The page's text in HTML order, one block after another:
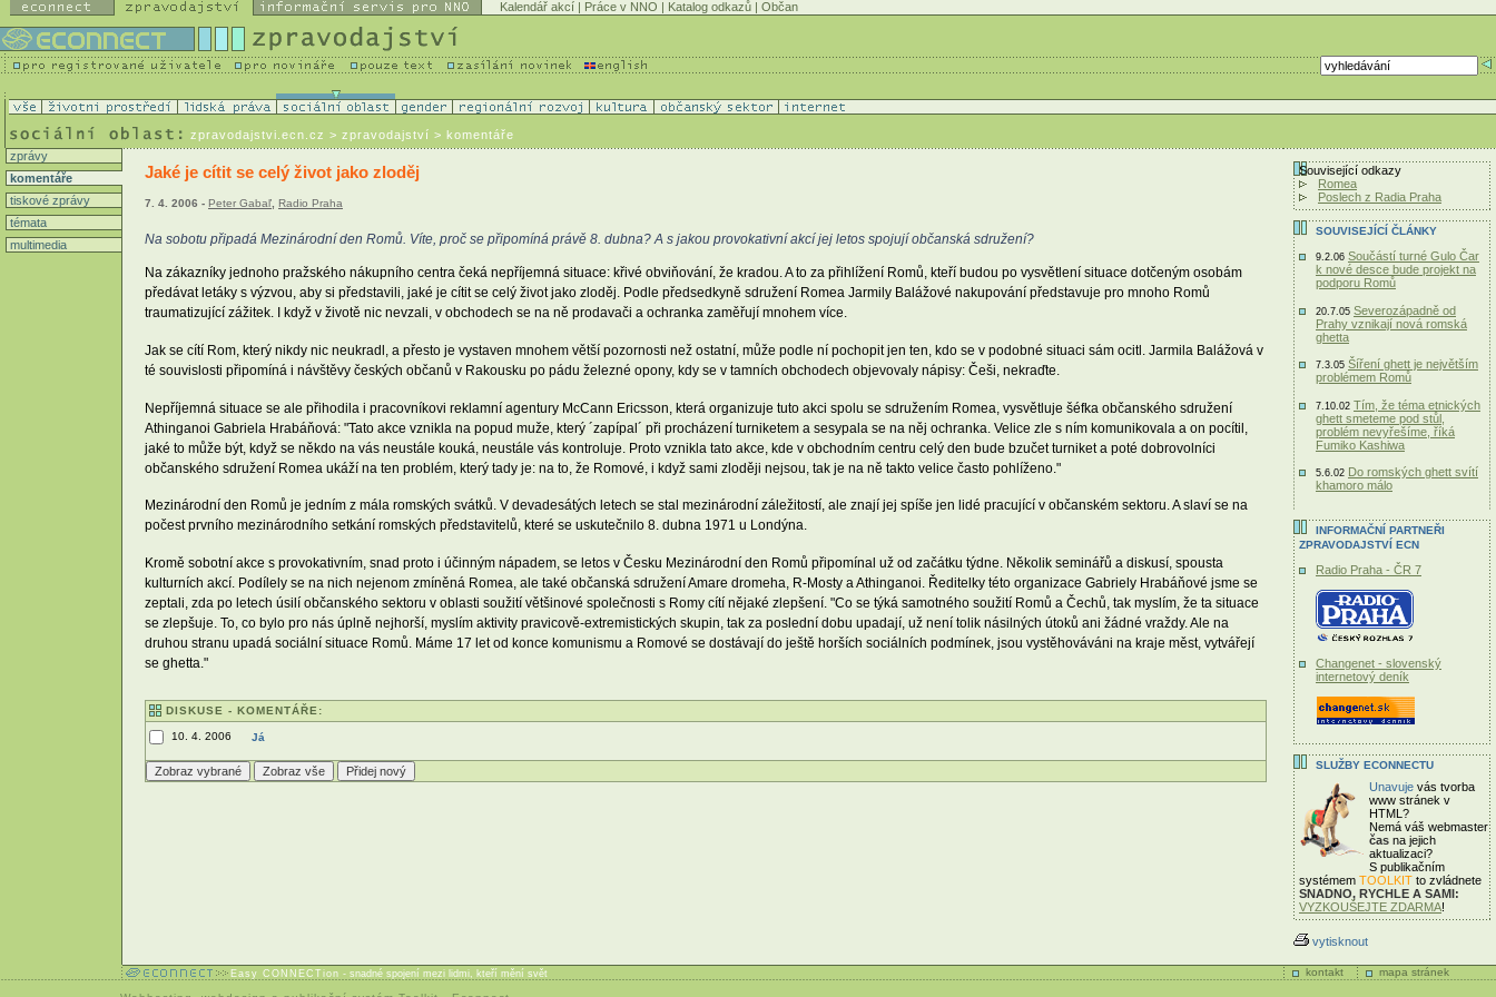
Kalendář akcí | Práce v NNO | Katalog odkazů | Občan
zpravodajstvi.ecn.cz > zpravodajství > komentáře
zprávy
komentáře
tiskové zprávy
témata
multimedia
Jaké je cítit se celý život jako zloděj
7. 4. 2006 - Peter Gabaľ, Radio Praha
Na sobotu připadá Mezinárodní den Romů. Víte, proč se připomíná právě 8. dubna? A s jakou provokativní akcí jej letos spojují občanská sdružení?
Na zákazníky jednoho pražského nákupního centra čeká nepříjemná situace: křivé obviňování, že kradou. A to za přihlížení Romů, kteří budou po vysvětlení situace dotčeným osobám
předávat letáky s výzvou, aby si představili, jaké je cítit se celý život jako zloděj. Podle předsedkyně sdružení Romea Jarmily Balážové nakupování představuje pro mnoho Romů
traumatizující zážitek. I když v životě nic nevzali, v obchodech se na ně prodavači a ochranka zaměřují mnohem více.
Jak se cítí Rom, který nikdy nic neukradl, a přesto je vystaven mnohem větší pozornosti než ostatní, může podle ní pochopit jen ten, kdo se v podobné situaci sám ocitl. Jarmila Balážová v
té souvislosti připomíná i návštěvy českých občanů v Rakousku po pádu železné opony, kdy se v tamních obchodech objevovaly nápisy: Češi, nekraďte.
Nepříjemná situace se ale přihodila i pracovníkovi reklamní agentury McCann Ericsson, která organizuje tuto akci spolu se sdružením Romea, vysvětluje šéfka občanského sdružení
Athinganoi Gabriela Hrabáňová: "Tato akce vznikla na popud muže, který ´zapípal´ při procházení turniketem a sesypala se na něj ochranka. Velice zle s ním komunikovala a on pocítil,
jaké to může být, když se někdo na vás neustále kouká, neustále vás kontroluje. Proto vznikla tato akce, kde v obchodním centru celý den bude bzučet turniket a poté dobrovolníci
občanského sdružení Romea ukáží na ten problém, který tady je: na to, že Romové, i když sami zloději nejsou, tak je na ně takto velice často pohlíženo."
Mezinárodní den Romů je jedním z mála romských svátků. V devadesátých letech se stal mezinárodní záležitostí, ale znají jej spíše jen lidé pracující v občanském sektoru. A slaví se na
počest prvního mezinárodního setkání romských představitelů, které se uskutečnilo 8. dubna 1971 u Londýna.
Kromě sobotní akce s provokativním, snad proto i účinným nápadem, se letos v Česku Mezinárodní den Romů připomínal už od začátku týdne. Několik seminářů a diskusí, spousta
kulturních akcí. Podílely se na nich nejenom zmíněná Romea, ale také občanská sdružení Amare dromeha, R-Mosty a Athinganoi. Ředitelky této organizace Gabriely Hrabáňové jsme se
zeptali, zda po letech úsilí občanského sektoru v oblasti soužití většinové společnosti s Romy cítí nějaké zlepšení. "Co se týká samotného soužití Romů a Čechů, tak myslím, že ta situace
se zlepšuje. To, co bylo pro nás úplně nejhorší, myslím aktivity pravicově-extremistických skupin, tak za poslední dobu upadají, už není tolik násilných útoků ani žádné vraždy. Ale na
druhou stranu upadá sociální situace Romů. Máme 17 let od konce komunismu a Romové se dostávají do ještě horších sociálních podmínek, jsou vystěhováváni na kraje měst, vytvářejí
se ghetta."
DISKUSE - KOMENTÁŘE:
10. 4. 2006 Já
Související odkazy
Romea
Poslech z Radia Praha
SOUVISEJÍCÍ ČLÁNKY
9.2.06 Součástí turné Gulo Čar
k nové desce bude projekt na
podporu Romů
20.7.05 Severozápadně od
Prahy vznikají nová romská
ghetta
7.3.05 Šíření ghett je největším
problémem Romů
7.10.02 Tím, že téma etnických
ghett smeteme pod stůl,
problém nevyřešíme, říká
Fumiko Kashiwa
5.6.02 Do romských ghett svítí
khamoro málo
INFORMAČNÍ PARTNEŘI
ZPRAVODAJSTVÍ ECN
Radio Praha - ČR 7
Changenet - slovenský
internetový deník
SLUŽBY ECONNECTU
Unavuje vás tvorba
www stránek v
HTML?
Nemá váš webmaster
čas na jejich
aktualizaci?
S publikačním
systémem TOOLKIT to zvládnete
SNADNO, RYCHLE A SAMI:
VYZKOUŠEJTE ZDARMA!
vytisknout
kontakt mapa stránek
Easy CONNECTion - snadné spojení mezi lidmi, kteří mění svět